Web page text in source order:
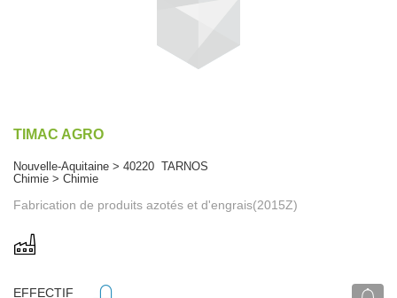
TIMAC AGRO
Nouvelle-Aquitaine > 40220 TARNOS
Chimie > Chimie
Fabrication de produits azotés et d'engrais(2015Z)
EFFECTIF